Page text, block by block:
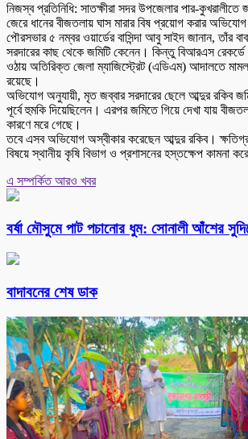
নিজস্ব প্রতিনিধি: সাতক্ষীরা সদর উপজেলার পার-কুখরালীতে
জেরে ধানের বীজতলায় ঘাস মারার বিষ প্রয়োগ করার
পৌরসভার ৫ নম্বর ওয়ার্ডের বাসিন্দা আবু সাইদ জানান, তাঁর
সরদারের কাছ থেকে জমিটি কেনেন। কিন্তু বিআরএস
ওঠায় অতিরিক্ত জেলা ম্যাজিস্ট্রেট (এডিএম) আদালতে
রয়েছে।
অভিযোগ অনুযায়ী, মৃত জব্বার সরদারের ছেলে আব্দুর রকিব
পূর্বে হুমকি দিয়েছিলেন। এরপর জমিতে গিয়ে দেখা যায়
কারণে মরে গেছে।
তবে এসব অভিযোগ অস্বীকার করেছেন আব্দুর রকিব।
বিষয়ে স্থানীয় কৃষি বিভাগ ও প্রশাসনের হস্তক্ষেপ কামনা
এ সম্পর্কিত আরও খবর
বর্ষা মৌসুমে পাট পচানোর ধুম: সোনালী আঁশের
বাদাবনের শেষ ডাক